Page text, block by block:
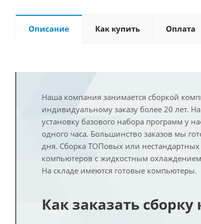
Описание Как купить Оплата
Наша компания занимается сборкой
индивидуальному заказу более 20 лет.
установку базового набора программ у
одного часа. Большинство заказов мы
дня. Сборка ТОПовых или
компьютеров с жидкостным охлаждением
На складе имеются готовые компьютеры.
Как заказать